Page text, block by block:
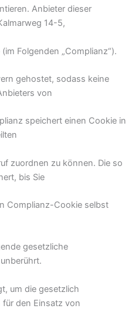
Anbieter dieser
14-5,
Folgenden „Complianz“).
gehostet, sodass keine
von
speichert einen Cookie in
zuordnen zu können. Die so
bis Sie
Complianz-Cookie selbst
gesetzliche
um die gesetzlich
den Einsatz von